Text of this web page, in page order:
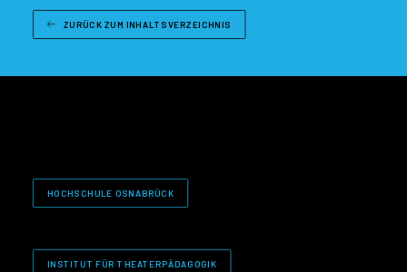
ZURÜCK ZUM INHALTSVERZEICHNIS
HOCHSCHULE OSNABRÜCK
INSTITUT FÜR THEATERPÄDAGOGIK